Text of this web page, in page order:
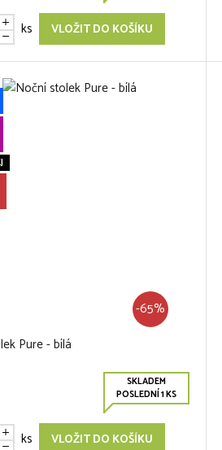
ks VLOŽIT DO KOŠÍKU
-65%
Pure - bílá
SKLADEM
POSLEDNÍ 1 KS
ks VLOŽIT DO KOŠÍKU